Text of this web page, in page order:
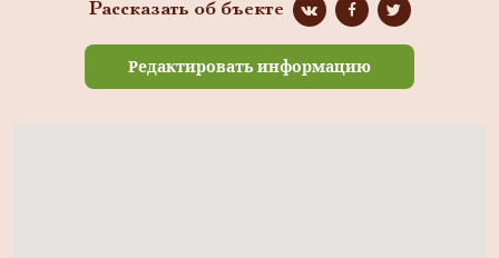
Рассказать об бъекте
Редактировать информацию